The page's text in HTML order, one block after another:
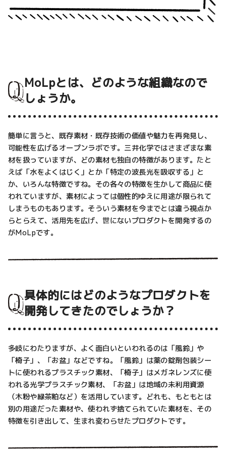
MoLpとは、どのような組織なので
しょうか。
簡単に言うと、既存素材・既存技術の価値や魅力を再発見し、
可能性を広げるオープンラボです。三井化学ではさまざまな素
材を扱っていますが、どの素材も独自の特徴があります。たと
えば「水をよくはじく」とか「特定の波長光を吸収する」と
か、いろんな特徴ですね。その各々の特徴を生かして商品に使
われていますが、素材によっては個性的ゆえに用途が限られて
しまうものもあります。そういう素材を今までとは違う視点か
らとらえて、活用先を広げ、世にないプロダクトを開発するの
がMoLpです。
具体的にはどのようなプロダクトを
開発してきたのでしょうか？
多岐にわたりますが、よく面白いといわれるのは「風鈴」や
「椅子」、「お盆」などですね。「風鈴」は薬の錠剤包装シー
トに使われるプラスチック素材、「椅子」はメガネレンズに使
われる光学プラスチック素材、「お盆」は地域の未利用資源
（木粉や緑茶粕など）を活用しています。どれも、もともとは
別の用途だった素材や、使われず捨てられていた素材を、その
特徴を引き出して、生まれ変わらせたプロダクトです。